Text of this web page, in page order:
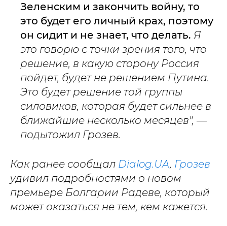
Зеленским и закончить войну, то
это будет его личный крах, поэтому
он сидит и не знает, что делать. Я
это говорю с точки зрения того, что
решение, в какую сторону Россия
пойдет, будет не решением Путина.
Это будет решение той группы
силовиков, которая будет сильнее в
ближайшие несколько месяцев", —
подытожил Грозев.
Как ранее сообщал Dialog.UA, Грозев
удивил подробностями о новом
премьере Болгарии Радеве, который
может оказаться не тем, кем кажется.